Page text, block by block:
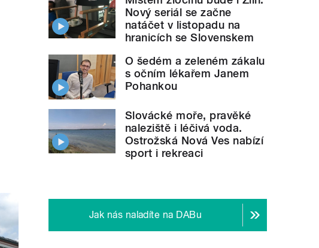
Nový seriál se začne
natáčet v listopadu na
hranicích se Slovenskem
O šedém a zeleném zákalu
s očním lékařem Janem
Pohankou
Slovácké moře, pravěké
naleziště i léčivá voda.
Ostrožská Nová Ves nabízí
sport i rekreaci
Jak nás naladíte na DABu